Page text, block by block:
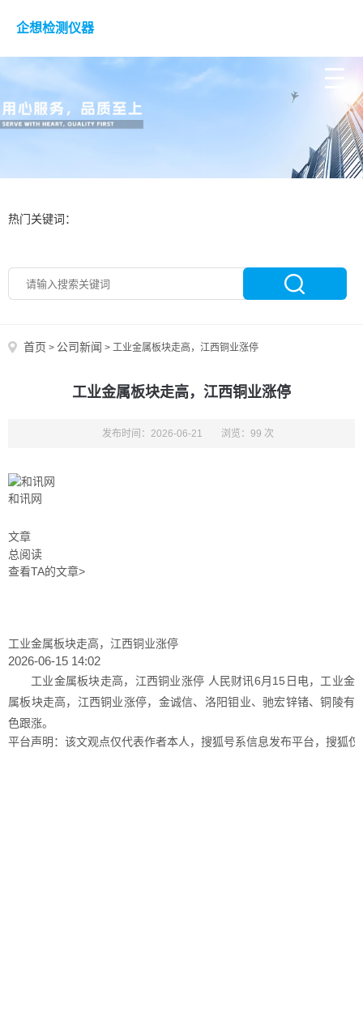
企想检测仪器
热门关键词：
首页 > 公司新闻 > 工业金属板块走高，江西铜业涨停
工业金属板块走高，江西铜业涨停
发布时间：2026-06-21 浏览：99 次
和讯网
文章
总阅读
查看TA的文章>
工业金属板块走高，江西铜业涨停
2026-06-15 14:02
工业金属板块走高，江西铜业涨停 人民财讯6月15日电，工业金
属板块走高，江西铜业涨停，金诚信、洛阳钼业、驰宏锌锗、铜陵有
色跟涨。
平台声明：该文观点仅代表作者本人，搜狐号系信息发布平台，搜狐